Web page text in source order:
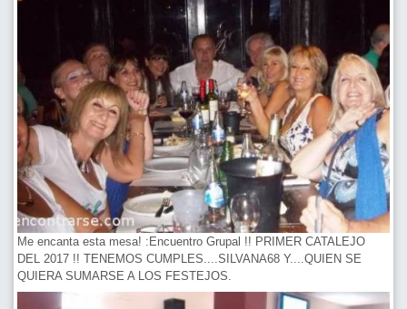
Me encanta esta mesa! :Encuentro Grupal !! PRIMER CATALEJO
DEL 2017 !! TENEMOS CUMPLES....SILVANA68 Y....QUIEN SE
QUIERA SUMARSE A LOS FESTEJOS.